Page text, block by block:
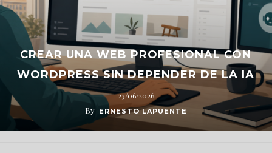
CREAR UNA WEB PROFESIONAL CON
WORDPRESS SIN DEPENDER DE LA IA
23/06/2026
By ERNESTO LAPUENTE